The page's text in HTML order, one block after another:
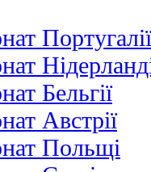
Португалії
Бельгії
Австрії
Польщі